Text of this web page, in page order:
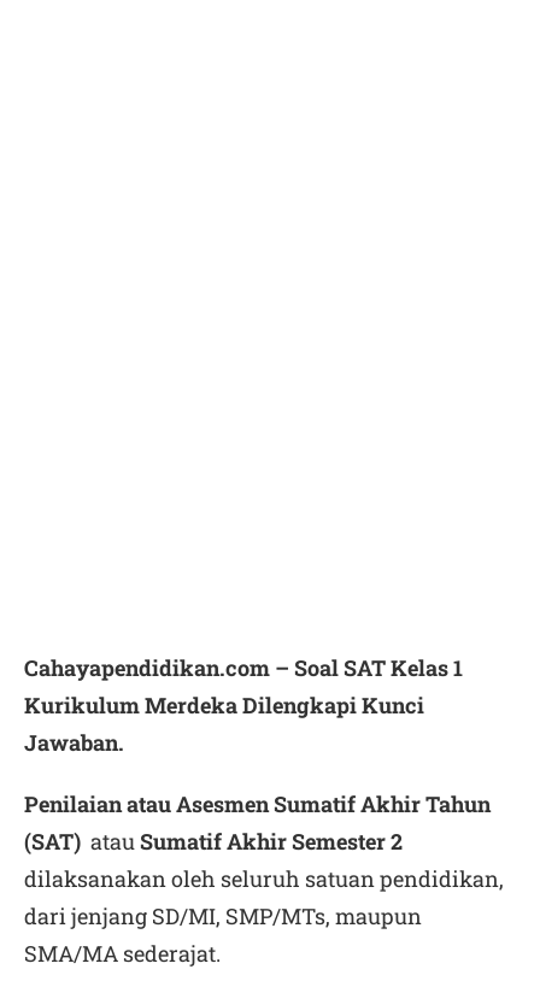
Cahayapendidikan.com – Soal SAT Kelas 1
Kurikulum Merdeka Dilengkapi Kunci
Jawaban.
Penilaian atau Asesmen Sumatif Akhir Tahun
(SAT) atauSumatif Akhir Semester 2
dilaksanakan oleh seluruh satuan pendidikan,
dari jenjang SD/MI, SMP/MTs, maupun
SMA/MA sederajat.